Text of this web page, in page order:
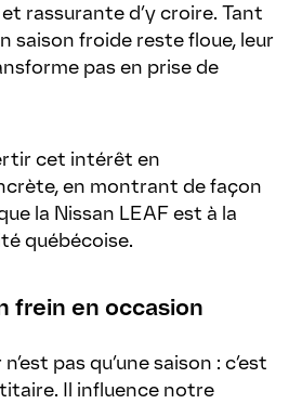
rassurante d’y croire. Tant
saison froide reste floue, leur
pas en prise de
cet intérêt en
en montrant de façon
la Nissan LEAF est à la
québécoise.
frein en occasion
pas qu’une saison : c’est
Il influence notre